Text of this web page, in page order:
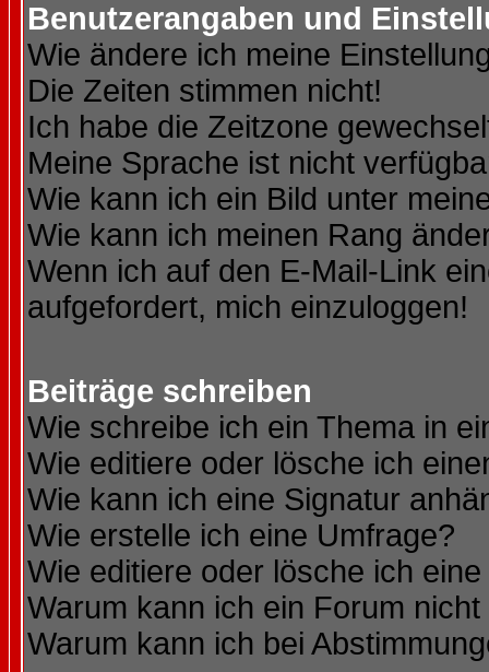
Benutzerangaben und
Wie ändere ich meine
Die Zeiten stimmen nicht!
Ich habe die Zeitzone
Meine Sprache ist nicht
Wie kann ich ein Bild unter
Wie kann ich meinen Rang
Wenn ich auf den E-Mail-Link
aufgefordert, mich einzuloggen!
Beiträge schreiben
Wie schreibe ich ein Thema in
Wie editiere oder lösche ich
Wie kann ich eine Signatur
Wie erstelle ich eine Umfrage?
Wie editiere oder lösche ich
Warum kann ich ein Forum
Warum kann ich bei